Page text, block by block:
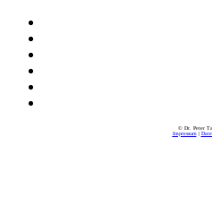
© Dr. Peter
Impressum|